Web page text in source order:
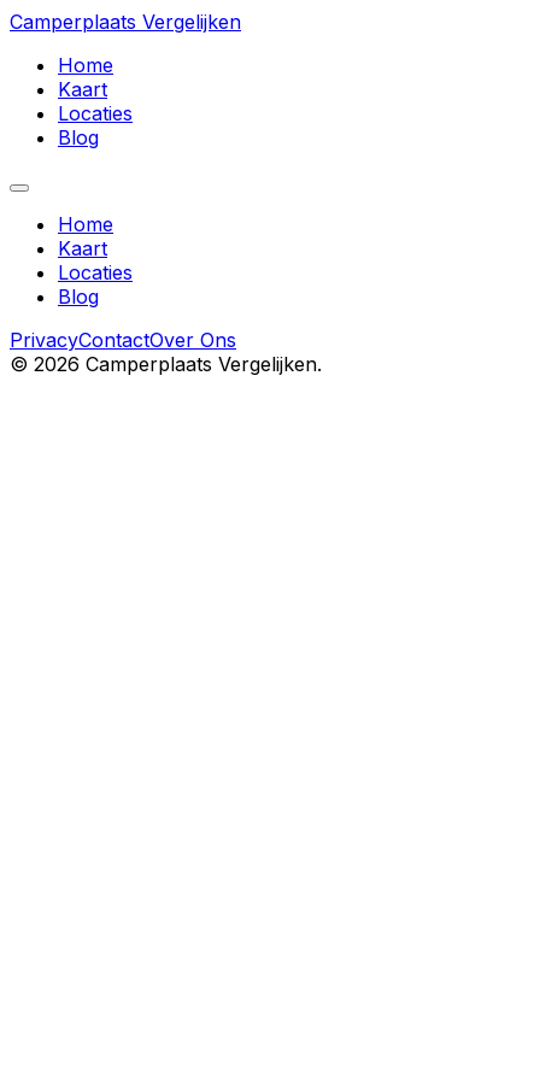
Camperplaats Vergelijken
Home
Kaart
Locaties
Blog
Home
Kaart
Locaties
Blog
PrivacyContactOver Ons
© 2026 Camperplaats Vergelijken.